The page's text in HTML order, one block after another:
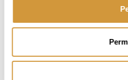
Curso Online de Especialización de
Vanguardia
referencia en cocina contemporánea,
desarrollo técnico e innovación culinaria.
EQUIPO PRINCIPAL